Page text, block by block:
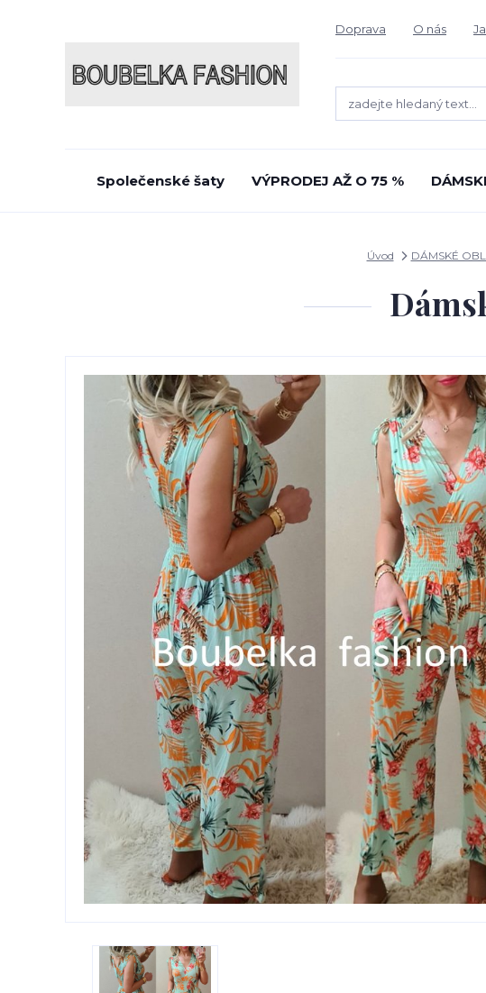
Doprava O nás
Společenské šaty VÝPRODEJ AŽ O 75 %
Úvod DÁMSKÉ